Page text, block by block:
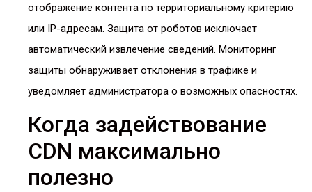
отображение контента по территориальному критерию
или IP-адресам. Защита от роботов исключает
автоматический извлечение сведений. Мониторинг
защиты обнаруживает отклонения в трафике и
уведомляет администратора о возможных опасностях.
Когда задействование
CDN максимально
полезно